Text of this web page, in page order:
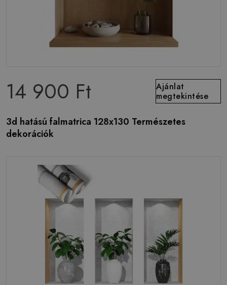
14 900 Ft
Ajánlat
megtekintése
3d hatású falmatrica 128x130 Természetes
dekorációk